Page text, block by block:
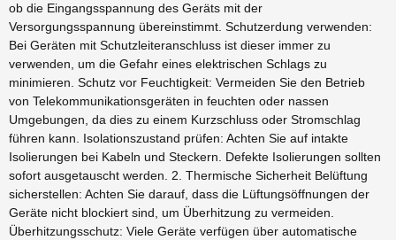
ob die Eingangsspannung des Geräts mit der
Versorgungsspannung übereinstimmt. Schutzerdung verwenden:
Bei Geräten mit Schutzleiteranschluss ist dieser immer zu
verwenden, um die Gefahr eines elektrischen Schlags zu
minimieren. Schutz vor Feuchtigkeit: Vermeiden Sie den Betrieb
von Telekommunikationsgeräten in feuchten oder nassen
Umgebungen, da dies zu einem Kurzschluss oder Stromschlag
führen kann. Isolationszustand prüfen: Achten Sie auf intakte
Isolierungen bei Kabeln und Steckern. Defekte Isolierungen sollten
sofort ausgetauscht werden. 2. Thermische Sicherheit Belüftung
sicherstellen: Achten Sie darauf, dass die Lüftungsöffnungen der
Geräte nicht blockiert sind, um Überhitzung zu vermeiden.
Überhitzungsschutz: Viele Geräte verfügen über automatische